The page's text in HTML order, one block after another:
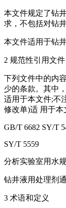
本文件规定了钻
求，不包括对钻
本文件适用于钻
2 规范性引用文件
下列文件中的内
少的条款。其中
适用于本文件;不
修改单)适 用于本
GB/T 6682 SY/T
SY/T 5559
分析实验室用水
钻井液用处理剂
3 术语和定义